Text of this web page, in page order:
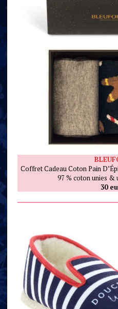
Coffret Cadeau Coton Pain
97 % coton unies &
30